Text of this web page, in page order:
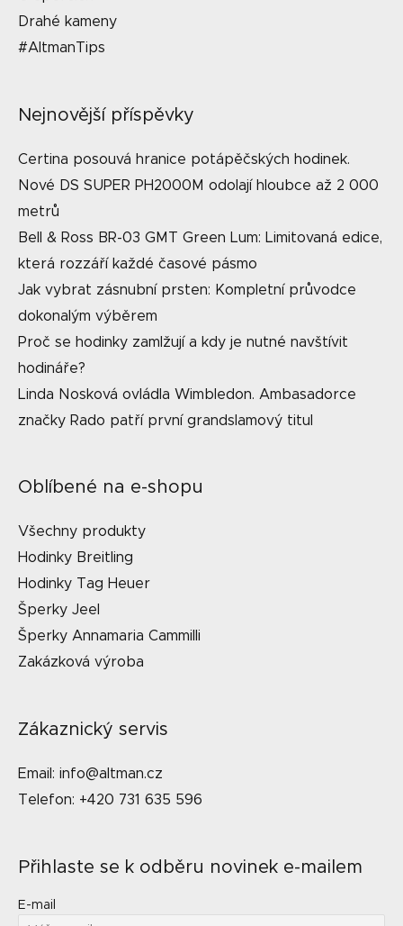
Drahé kameny
#AltmanTips
Nejnovější příspěvky
Certina posouvá hranice potápěčských hodinek.
Nové DS SUPER PH2000M odolají hloubce až 2 000
metrů
Bell & Ross BR-03 GMT Green Lum: Limitovaná edice,
která rozzáří každé časové pásmo
Jak vybrat zásnubní prsten: Kompletní průvodce
dokonalým výběrem
Proč se hodinky zamlžují a kdy je nutné navštívit
hodináře?
Linda Nosková ovládla Wimbledon. Ambasadorce
značky Rado patří první grandslamový titul
Oblíbené na e-shopu
Všechny produkty
Hodinky Breitling
Hodinky Tag Heuer
Šperky Jeel
Šperky Annamaria Cammilli
Zakázková výroba
Zákaznický servis
Email: info@altman.cz
Telefon: +420 731 635 596
Přihlaste se k odběru novinek e-mailem
E-mail